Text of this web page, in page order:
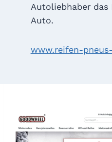
Autoliebhaber das
Auto.
www.reifen-